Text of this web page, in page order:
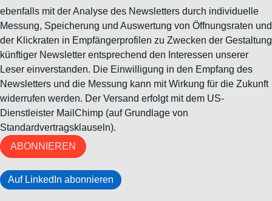
ebenfalls mit der Analyse des Newsletters durch individuelle
Messung, Speicherung und Auswertung von Öffnungsraten und
der Klickraten in Empfängerprofilen zu Zwecken der Gestaltung
künftiger Newsletter entsprechend den Interessen unserer
Leser einverstanden. Die Einwilligung in den Empfang des
Newsletters und die Messung kann mit Wirkung für die Zukunft
widerrufen werden. Der Versand erfolgt mit dem US-
Dienstleister MailChimp (auf Grundlage von
Standardvertragsklauseln).
ABONNIEREN
Auf LinkedIn abonnieren